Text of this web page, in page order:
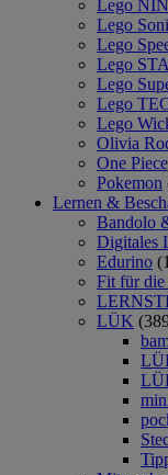
Lego
Lego
Lego
Lego
Lego
Lego
Lego
Olivia
One Piece
Pokemon
Lernen &
Bandolo
Digitales
Edurino
Fit für die
LÜK